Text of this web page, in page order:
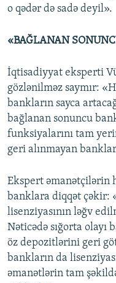
o qədər də sadə deyil».
«BAĞLANAN
İqtisadiyyat eksperti
gözlənilməz saymır:
bankların sayca
bağlanan sonuncu
funksiyalarını tam
geri alınmayan
Ekspert əmanətçilərin
banklara diqqət çəkir:
lisenziyasının ləğv
Nəticədə sığorta olayı
öz depozitlərini geri
bankların da
əmanətlərin tam